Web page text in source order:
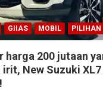
GIIAS MOBIL PILIHAN
harga 200 jutaan
irit, New Suzuki XL7